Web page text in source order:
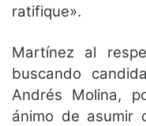
ratifique».
Martínez al
buscando
Andrés Molina,
ánimo de asumir